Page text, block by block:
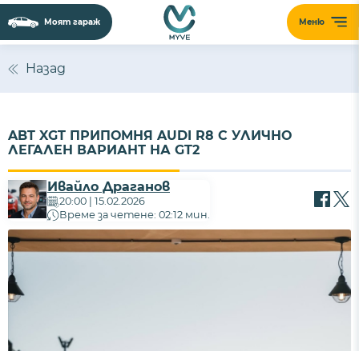
Меню
Моят гараж
Назад
ABT XGT ПРИПОМНЯ AUDI R8 С УЛИЧНО
ЛЕГАЛЕН ВАРИАНТ НА GT2
Ивайло Драганов
20:00 | 15.02.2026
Време за четене: 02:12 мин.